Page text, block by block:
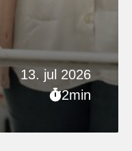
13. jul 2026
2min